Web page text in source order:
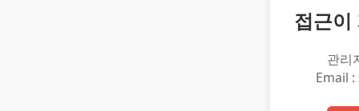
접근이
관리
Email